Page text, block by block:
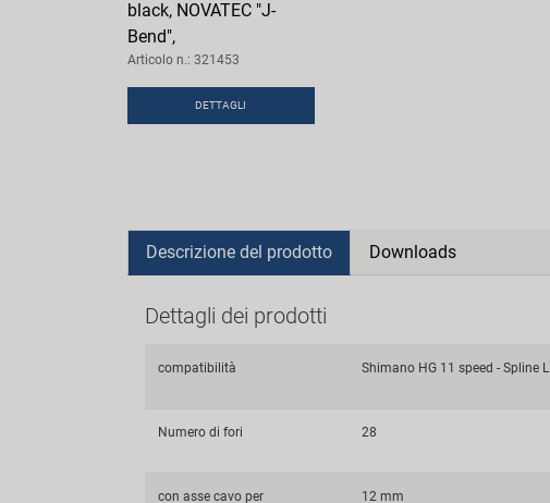
black, NOVATEC "J-
Bend",
Articolo n.: 321453
DETTAGLI
Descrizione del prodotto Downloads
Dettagli dei prodotti
compatibilità Shimano HG 11 speed - Spline L
Numero di fori 28
con asse cavo per 12 mm